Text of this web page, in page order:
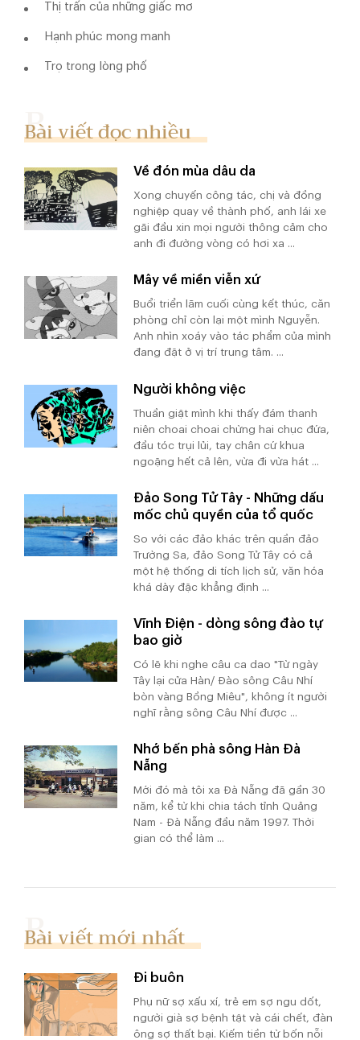
Thị trấn của những giấc mơ
Hạnh phúc mong manh
Trọ trong lòng phố
Bài viết đọc nhiều
Về đón mùa dâu da
Xong chuyến công tác, chị và đồng
nghiệp quay về thành phố, anh lái xe
gãi đầu xin mọi người thông cảm cho
anh đi đường vòng có hơi xa ...
Mây về miền viễn xứ
Buổi triển lãm cuối cùng kết thúc, căn
phòng chỉ còn lại một mình Nguyễn.
Anh nhìn xoáy vào tác phẩm của mình
đang đặt ở vị trí trung tâm. ...
Người không việc
Thuần giật mình khi thấy đám thanh
niên choai choai chừng hai chục đứa,
đầu tóc trụi lủi, tay chân cứ khua
ngoặng hết cả lên, vừa đi vừa hát ...
Đảo Song Tử Tây - Những dấu
mốc chủ quyền của tổ quốc
So với các đảo khác trên quần đảo
Trường Sa, đảo Song Tử Tây có cả
một hệ thống di tích lịch sử, văn hóa
khá dày đặc khẳng định ...
Vĩnh Điện - dòng sông đào tự
bao giờ
Có lẽ khi nghe câu ca dao "Từ ngày
Tây lại cửa Hàn/ Đào sông Câu Nhí
bòn vàng Bồng Miêu", không ít người
nghĩ rằng sông Câu Nhí được ...
Nhớ bến phà sông Hàn Đà
Nẵng
Mới đó mà tôi xa Đà Nẵng đã gần 30
năm, kể từ khi chia tách tỉnh Quảng
Nam - Đà Nẵng đầu năm 1997. Thời
gian có thể làm ...
Bài viết mới nhất
Đi buôn
Phụ nữ sợ xấu xí, trẻ em sợ ngu dốt,
người già sợ bệnh tật và cái chết, đàn
ông sợ thất bại. Kiếm tiền từ bốn nỗi